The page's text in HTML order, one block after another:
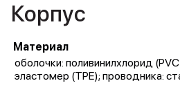
Корпус
Материал
оболочки: поливинилхлорид
эластомер (TPE); проводника: